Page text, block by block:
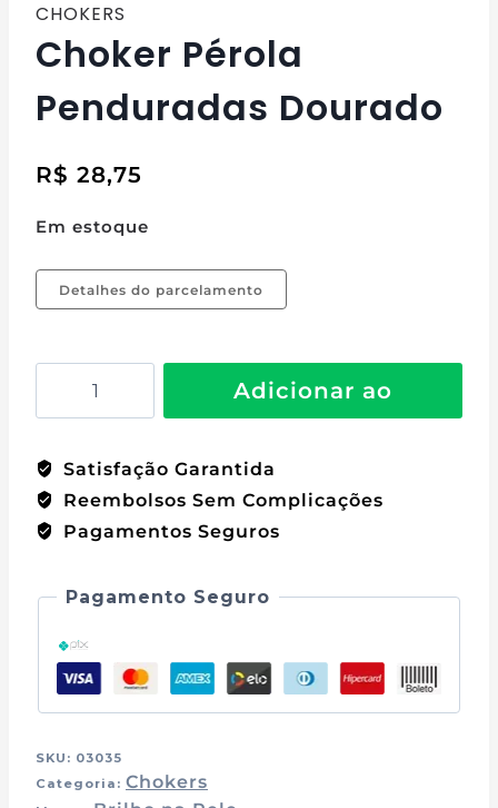
CHOKERS
Choker Pérola
Penduradas Dourado
R$ 28,75
Em estoque
Detalhes do parcelamento
Adicionar ao
Satisfação Garantida
Reembolsos Sem Complicações
Pagamentos Seguros
Pagamento Seguro
SKU: 03035
Categoria: Chokers